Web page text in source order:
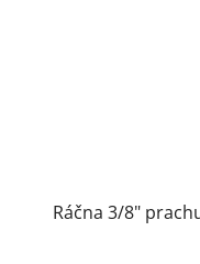
Ráčna 3/8"